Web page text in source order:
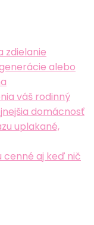
zdielanie
alebo
váš rodinný
domácnosť
uplakané,
cenné aj keď nič